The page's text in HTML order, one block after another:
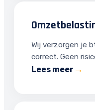
Wij verzorgen je
correct. Geen
Lees meer